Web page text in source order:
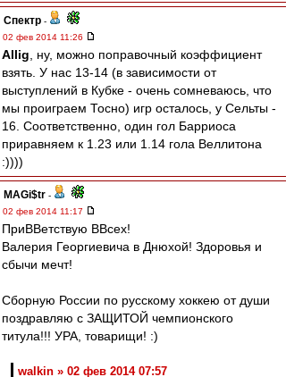
Спектр -
02 фев 2014 11:26
Allig , ну, можно поправочный коэффициент
взять. У нас 13-14 (в зависимости от
выступлений в Кубке - очень сомневаюсь, что
мы проиграем Тосно) игр осталось, у Сельты -
16. Соответственно, один гол Барриоса
приравняем к 1.23 или 1.14 гола Веллитона
:))))
MAGi$tr -
02 фев 2014 11:17
ПриВВетствую ВВсех!
Валерия Георгиевича в Днюхой! Здоровья и
сбычи мечт!
Сборную России по русскому хоккею от души
поздравляю с ЗАЩИТОЙ чемпионского
титула!!! УРА, товарищи! :)
walkin » 02 фев 2014 07:57